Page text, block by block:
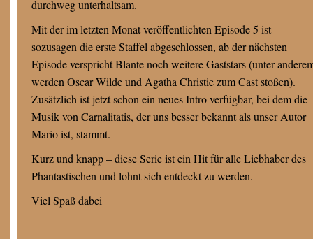
durchweg unterhaltsam.
Mit der im letzten Monat veröffentlichten Episode 5 ist
sozusagen die erste Staffel abgeschlossen, ab der nächsten
Episode verspricht Blante noch weitere Gaststars (unter
werden Oscar Wilde und Agatha Christie zum Cast stoßen).
Zusätzlich ist jetzt schon ein neues Intro verfügbar, bei dem die
Musik von Carnalitatis, der uns besser bekannt als unser Autor
Mario ist, stammt.
Kurz und knapp – diese Serie ist ein Hit für alle Liebhaber des
Phantastischen und lohnt sich entdeckt zu werden.
Viel Spaß dabei